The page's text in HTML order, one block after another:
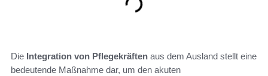
Die Integration von Pflegekräften aus dem Ausland stellt eine
bedeutende Maßnahme dar, um den akuten